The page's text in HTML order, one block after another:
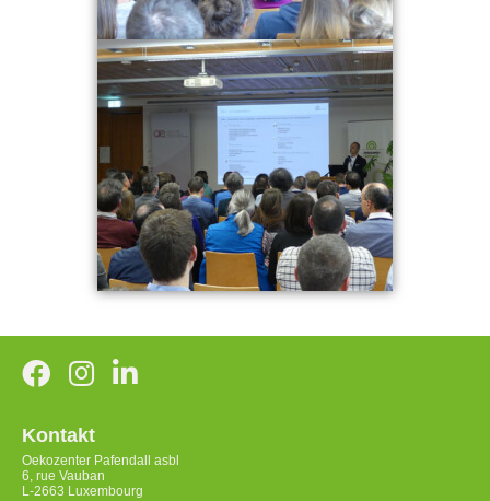
Kontakt
Oekozenter Pafendall asbl
6, rue Vauban
L-2663 Luxembourg